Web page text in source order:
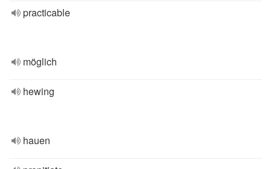
practicable
möglich
hewing
hauen